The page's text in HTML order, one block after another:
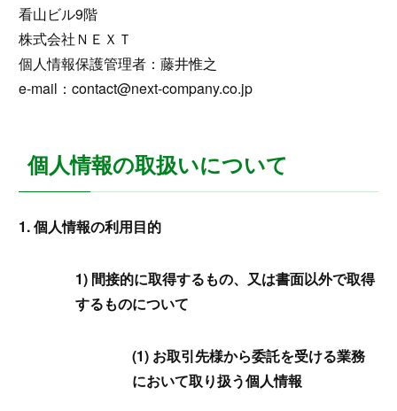
看山ビル9階
株式会社ＮＥＸＴ
個人情報保護管理者：藤井惟之
e-mail：contact@next-company.co.jp
個人情報の取扱いについて
1. 個人情報の利用目的
1) 間接的に取得するもの、又は書面以外で取得
するものについて
(1) お取引先様から委託を受ける業務
において取り扱う個人情報